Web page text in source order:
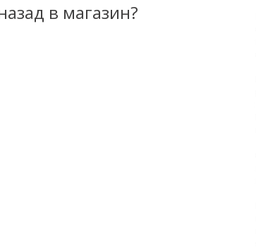
в магазин?